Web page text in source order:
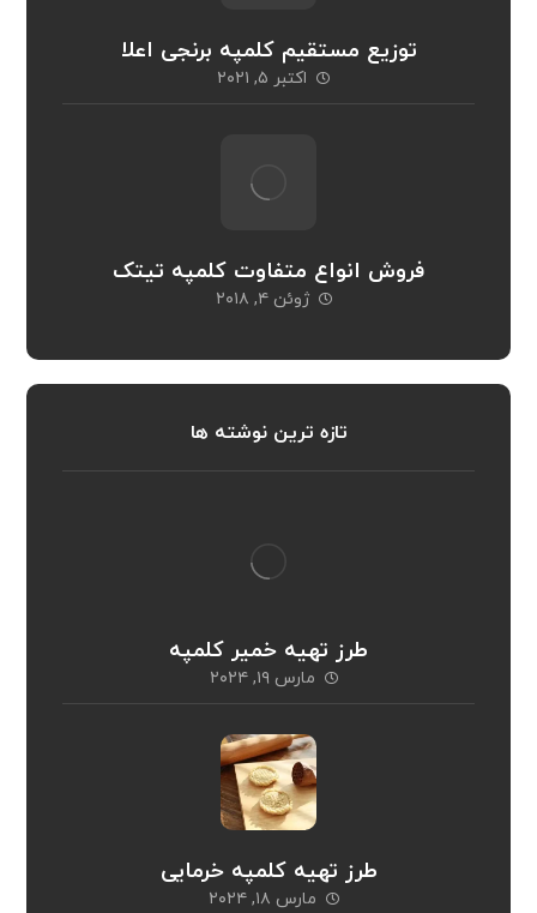
توزیع مستقیم کلمپه برنجی اعلا
اکتبر ۵, ۲۰۲۱
فروش انواع متفاوت کلمپه تیتک
ژوئن ۴, ۲۰۱۸
تازه ترین نوشته ها
طرز تهیه خمیر کلمپه
مارس ۱۹, ۲۰۲۴
طرز تهیه کلمپه خرمایی
مارس ۱۸, ۲۰۲۴